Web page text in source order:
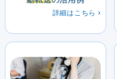
詳細はこちら